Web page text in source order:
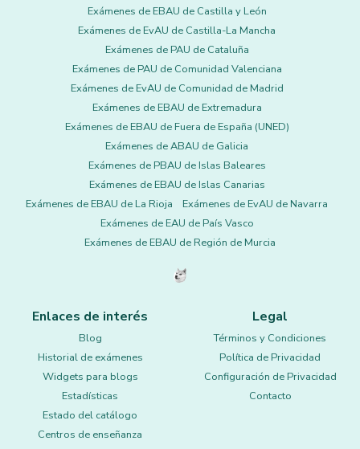
Exámenes de EBAU de Castilla y León
Exámenes de EvAU de Castilla-La Mancha
Exámenes de PAU de Cataluña
Exámenes de PAU de Comunidad Valenciana
Exámenes de EvAU de Comunidad de Madrid
Exámenes de EBAU de Extremadura
Exámenes de EBAU de Fuera de España (UNED)
Exámenes de ABAU de Galicia
Exámenes de PBAU de Islas Baleares
Exámenes de EBAU de Islas Canarias
Exámenes de EBAU de La Rioja
Exámenes de EvAU de Navarra
Exámenes de EAU de País Vasco
Exámenes de EBAU de Región de Murcia
Enlaces de interés
Blog
Historial de exámenes
Widgets para blogs
Estadísticas
Estado del catálogo
Centros de enseñanza
Legal
Términos y Condiciones
Política de Privacidad
Configuración de Privacidad
Contacto